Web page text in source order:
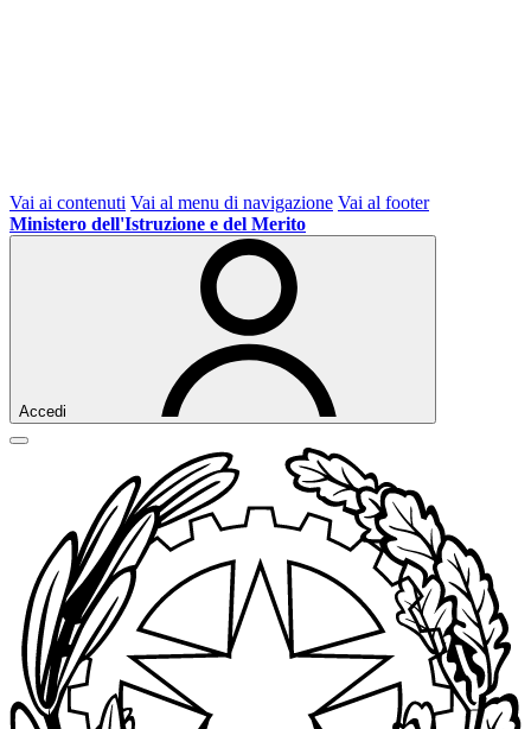
Vai ai contenuti Vai al menu di navigazione Vai al footer
Ministero dell'Istruzione e del Merito
Accedi